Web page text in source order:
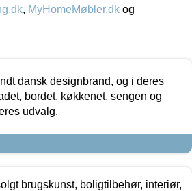
, MyHomeMøbler.dk og
dansk designbrand, og i deres
bordet, køkkenet, sengen og
udvalg.
brugskunst, boligtilbehør, interiør,